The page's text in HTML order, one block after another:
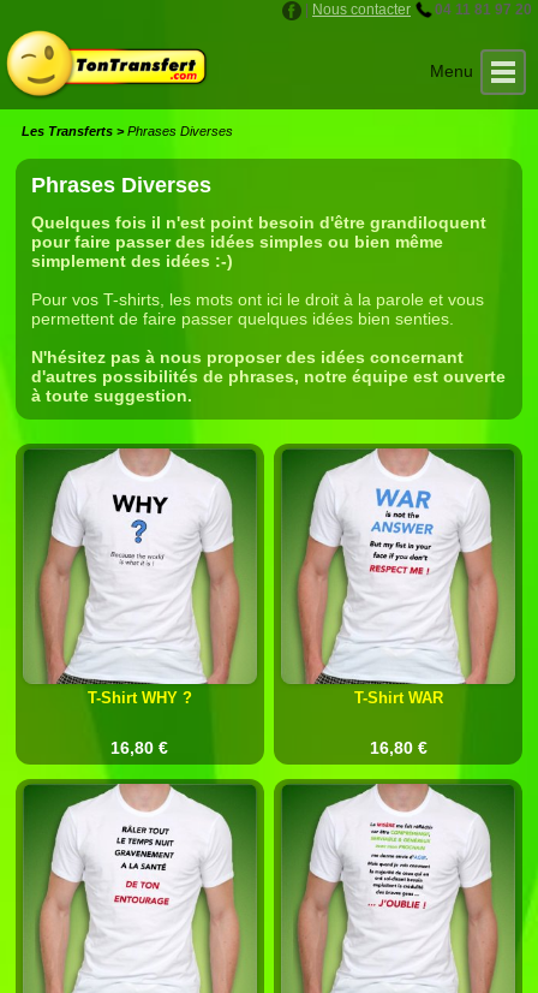
Nous contacter 04 11 81 97 20
Les Transferts
Suggestions
Mon Compte
Les Transferts>Phrases Diverses
Phrases Diverses
Quelques fois il n'est point besoin d'être grandiloquent
pour faire passer des idées simples ou bien même
simplement des idées :-)
Pour vos T-shirts, les mots ont ici le droit à la parole et vous
permettent de faire passer quelques idées bien senties.
N'hésitez pas à nous proposer des idées concernant
d'autres possibilités de phrases, notre équipe est ouverte
à toute suggestion.
T-Shirt WHY ?
16,80 €
T-Shirt WAR
16,80 €